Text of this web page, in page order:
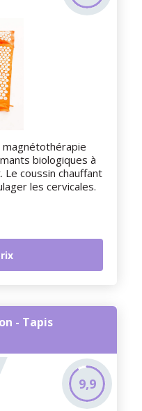
biologiques à
coussin chauffant
les cervicales.
- Tapis
9,9